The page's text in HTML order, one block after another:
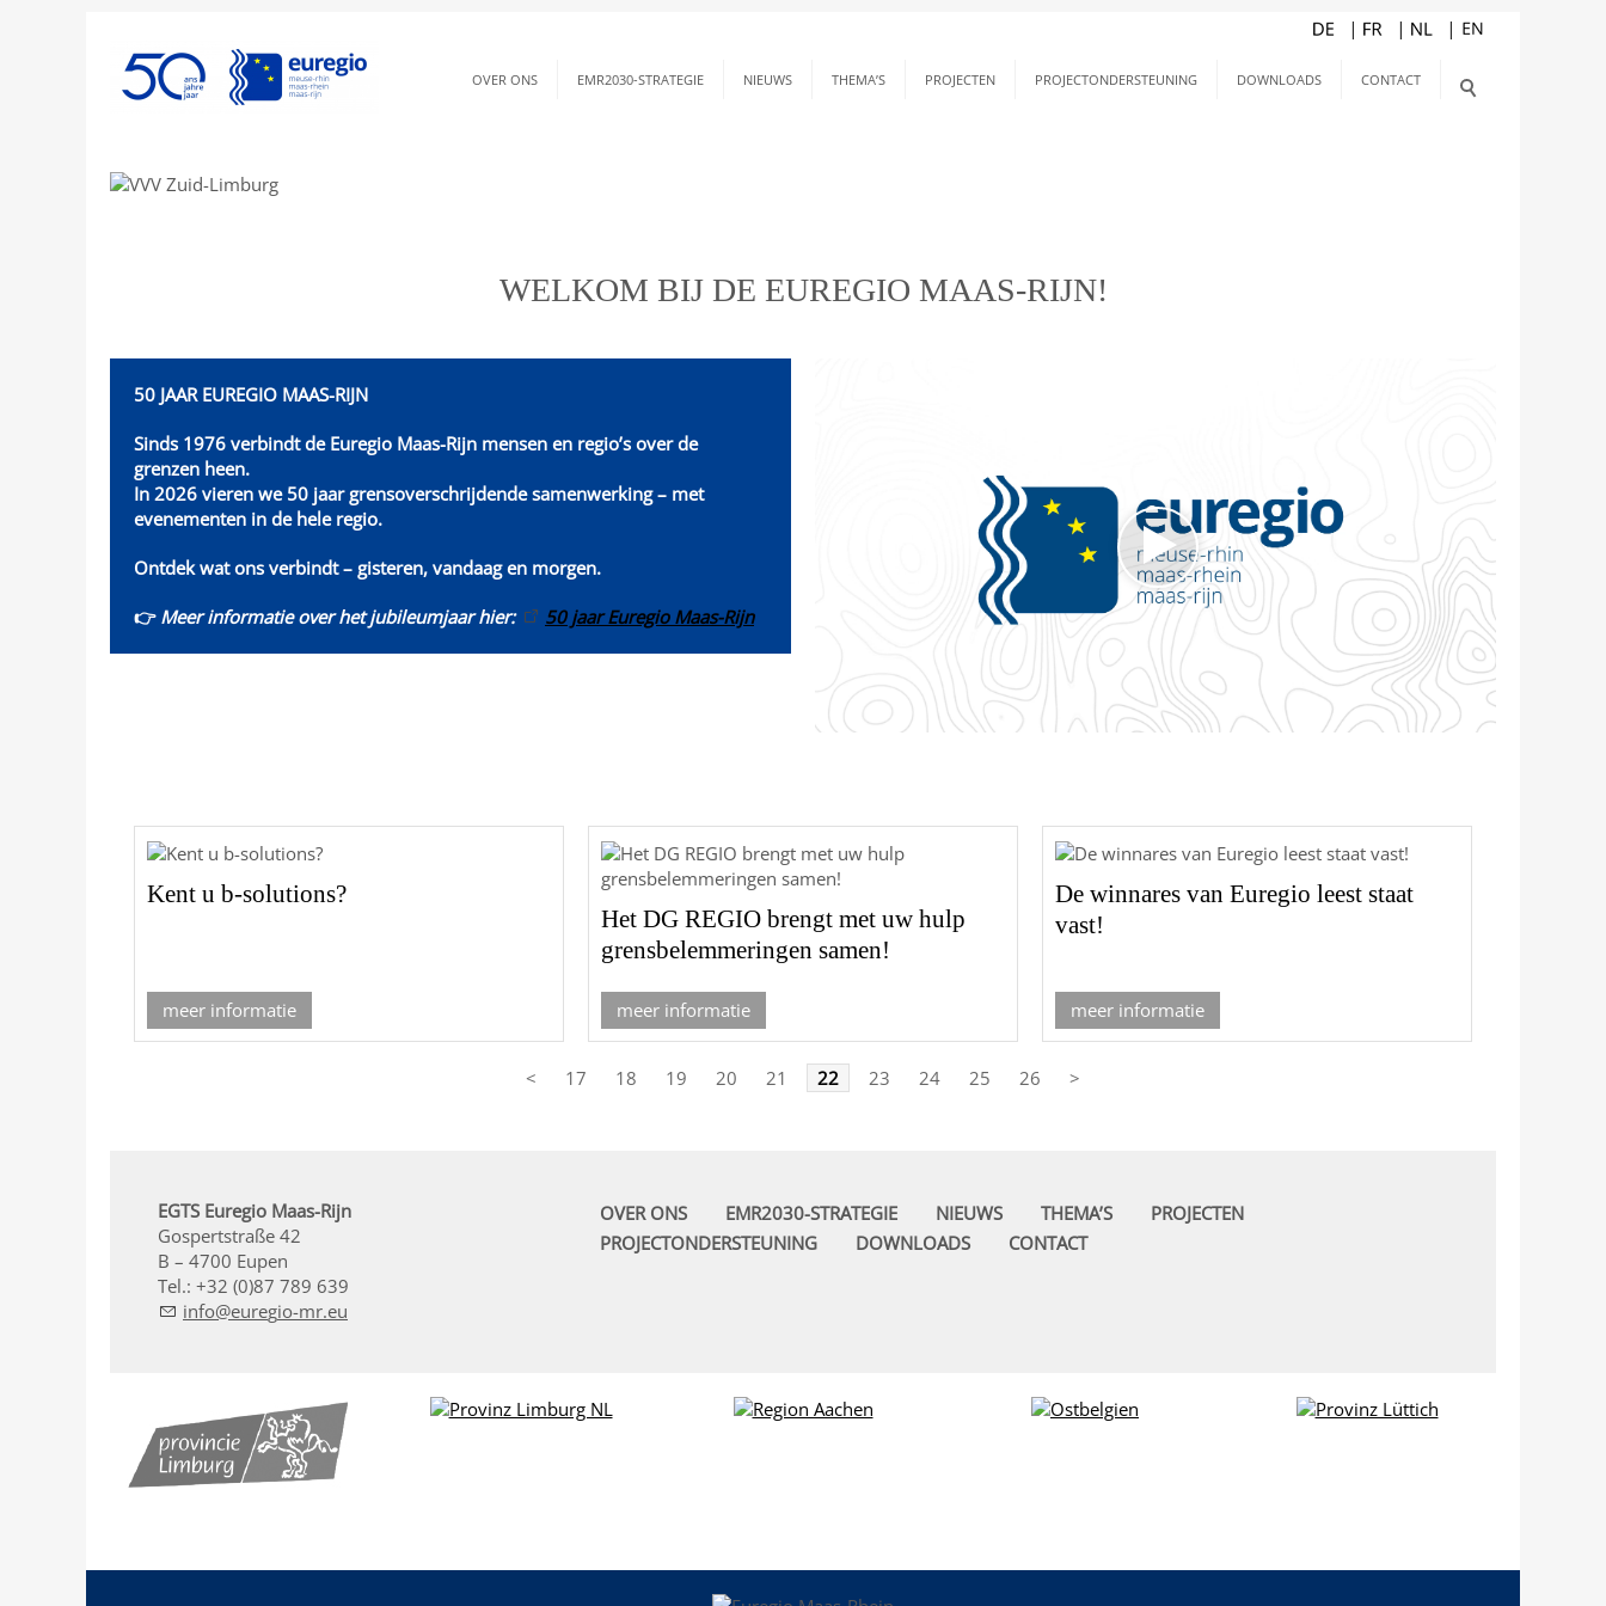
OVER ONS EMR2030-STRATEGIE NIEUWS THEMA’S PROJECTEN PROJECTONDERSTEUNING DOWNLOADS CONTACT
WELKOM BIJ DE EUREGIO MAAS-RIJN!
50 JAAR EUREGIO MAAS-RIJN
Sinds 1976 verbindt de Euregio Maas-Rijn mensen en regio’s over de
grenzen heen.
In 2026 vieren we 50 jaar grensoverschrijdende samenwerking – met
evenementen in de hele regio.
Ontdek wat ons verbindt – gisteren, vandaag en morgen.
👉 Meer informatie over het jubileumjaar hier: 50 jaar Euregio Maas-Rijn
Kent u b-solutions?
meer informatie
Het DG REGIO brengt met uw hulp
grensbelemmeringen samen!
meer informatie
De winnares van Euregio leest staat
vast!
meer informatie
< 17 18 19 20 21 22 23 24 25 26 >
EGTS Euregio Maas-Rijn
Gospertstraße 42
B – 4700 Eupen
Tel.: +32 (0)87 789 639
nf
r g -mr
OVER ONS EMR2030-STRATEGIE NIEUWS THEMA’S
PROJECTEN
PROJECTONDERSTEUNING
DOWNLOADS CONTACT